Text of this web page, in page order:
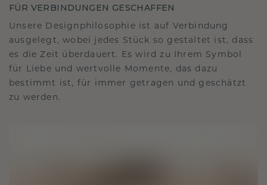
FÜR VERBINDUNGEN GESCHAFFEN
Unsere Designphilosophie ist auf Verbindung
ausgelegt, wobei jedes Stück so gestaltet ist, dass
es die Zeit überdauert. Es wird zu Ihrem Symbol
für Liebe und wertvolle Momente, das dazu
bestimmt ist, für immer getragen und geschätzt
zu werden.